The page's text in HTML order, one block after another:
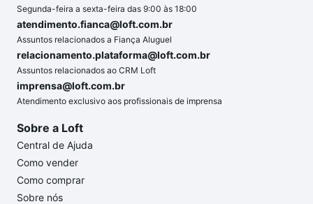
Segunda-feira a sexta-feira das 9:00 às 18:00
atendimento.fianca@loft.com.br
Assuntos relacionados a Fiança Aluguel
relacionamento.plataforma@loft.com.br
Assuntos relacionados ao CRM Loft
imprensa@loft.com.br
Atendimento exclusivo aos profissionais de imprensa
Sobre a Loft
Central de Ajuda
Como vender
Como comprar
Sobre nós